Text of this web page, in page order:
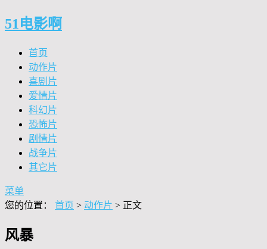
51电影啊
首页
动作片
喜剧片
爱情片
科幻片
恐怖片
剧情片
战争片
其它片
菜单
您的位置： 首页 > 动作片 > 正文
风暴